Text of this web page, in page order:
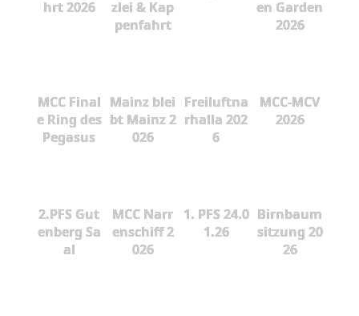
hrt 2026
zlei & Kap
penfahrt
en Garden
2026
MCC Final
e Ring des
Pegasus
Mainz blei
bt Mainz 2
026
Freiluftna
rhalla 202
6
MCC-MCV
2026
2.PFS Gut
enberg Sa
al
MCC Narr
enschiff 2
026
1. PFS 24.0
1.26
Birnbaum
sitzung 20
26